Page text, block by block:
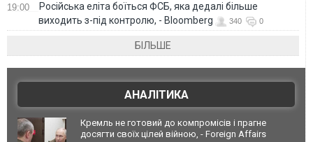
19:00
Російська еліта боїться ФСБ, яка дедалі більше
виходить з-під контролю, - Bloomberg
340 0
БІЛЬШЕ
АНАЛІТИКА
Кремль не готовий до компромісів і прагне
досягти своїх цілей війною, - Foreign Affairs